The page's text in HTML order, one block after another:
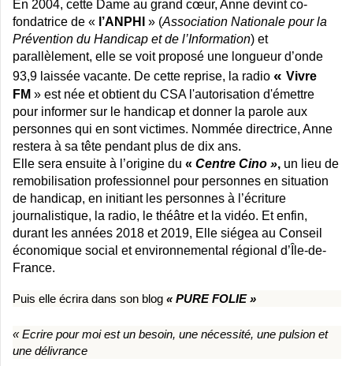
En 2004, cette Dame au grand cœur, Anne devint co-
fondatrice de « l’ANPHI » (Association Nationale pour la
Prévention du Handicap et de l’Information) et
parallèlement, elle se voit proposé une longueur d’onde
93,9 laissée vacante. De cette reprise, la radio « Vivre
FM » est née et obtient du CSA l'autorisation d'émettre
pour informer sur le handicap et donner la parole aux
personnes qui en sont victimes. Nommée directrice, Anne
restera à sa tête pendant plus de dix ans.
Elle sera ensuite à l’origine du « Centre Cino », un lieu de
remobilisation professionnel pour personnes en situation
de handicap, en initiant les personnes à l’écriture
journalistique, la radio, le théâtre et la vidéo. Et enfin,
durant les années 2018 et 2019, Elle siégea au Conseil
économique social et environnemental régional d’Île-de-
France.
Puis elle écrira dans son blog « PURE FOLIE »
« Ecrire pour moi est un besoin, une nécessité, une pulsion et
une délivrance